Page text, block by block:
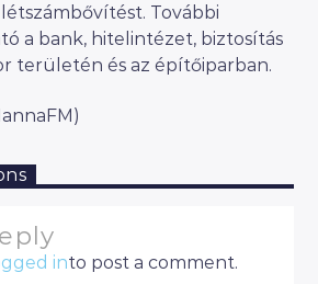
További
a bank, hitelintézet, biztosítás
területén és az építőiparban.
into post a comment.